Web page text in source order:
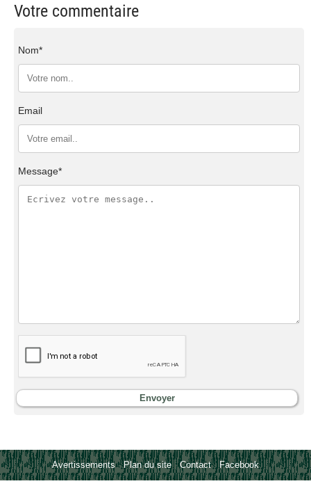
Votre commentaire
Nom*
Email
Message*
Avertissements-Plan du site -Contact- Facebook